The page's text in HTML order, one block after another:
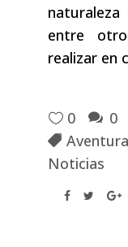
entre
realizar en
0
0
Noticias